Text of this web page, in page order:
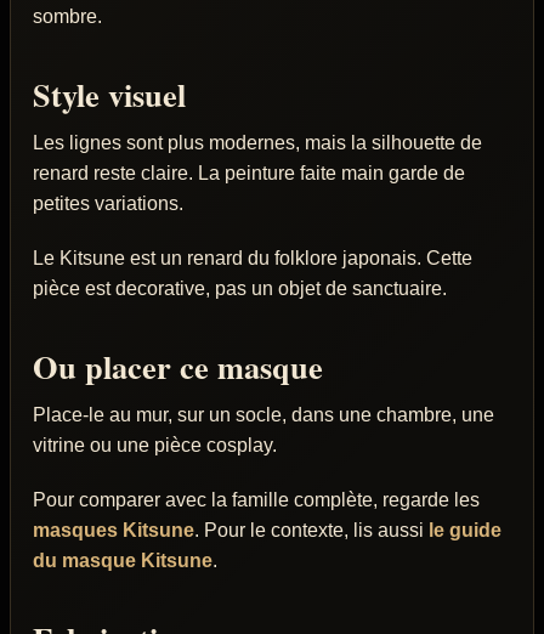
sombre.
Style visuel
Les lignes sont plus modernes, mais la silhouette de
renard reste claire. La peinture faite main garde de
petites variations.
Le Kitsune est un renard du folklore japonais. Cette
pièce est decorative, pas un objet de sanctuaire.
Ou placer ce masque
Place-le au mur, sur un socle, dans une chambre, une
vitrine ou une pièce cosplay.
Pour comparer avec la famille complète, regarde les
masques Kitsune. Pour le contexte, lis aussi le guide
du masque Kitsune.